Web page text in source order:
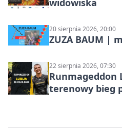
widowiska
20 sierpnia 2026, 20:00
ZUZA BAUM |
22 sierpnia 2026, 07:30
Runmageddon
terenowy bieg